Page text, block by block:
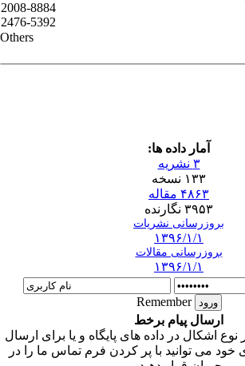
2008-8884
2476-5392
Others
آمار داده ها:
۳ نشریه
۱۳۳ نسخه
۴۸۶۳ مقاله
۳۹۵۳ نگارنده
بروزرسانی نشریات
۱۳۹۶/۱/۱
بروزرسانی مقالات
۱۳۹۶/۱/۱
Remember
ارسال پیام برخط
اشکال در داده های پایگاه و یا برای ارسال
خود می توانید با پر کردن فرم تماس ما را در